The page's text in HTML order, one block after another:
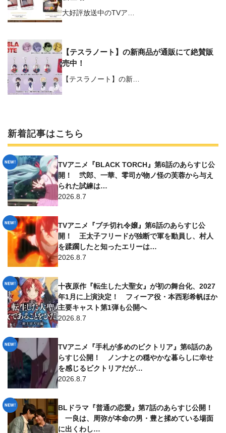
大好評放送中のTVア…
【テスラノート】の新商品が通販にて絶賛販
売中！
【テスラノート】の新…
新着記事はこちら
TVアニメ『BLACK TORCH』第6話のあらすじ公
開！ 弐郎、一華、零司が物ノ怪の芙蓉から与え
られた試練は…
2026.8.7
TVアニメ『ブチ切れ令嬢』第6話のあらすじ公
開！ 王太子フリードが独断で軍を動員し、村人
を蹂躙したと知ったエリーは…
2026.8.7
十夜原作『転生した大聖女』が初の舞台化、2027
年1月に上演決定！ フィーア役・本西彩希帆ほか
主要キャスト第1弾も公開へ
2026.8.7
TVアニメ『手札が多めのビクトリア』第6話のあ
らすじ公開！ ノンナとの穏やかな暮らしに幸せ
を感じるビクトリアだが…
2026.8.7
BLドラマ『普通の恋愛』第7話のあらすじ公開！
一良は、周弥が本命の男・豊と揉めている場面
に出くわし…